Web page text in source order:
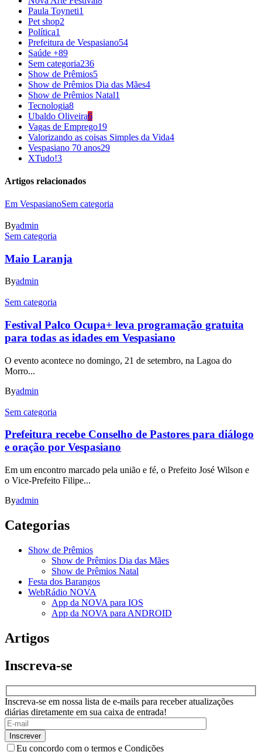
Paula Toyneti1
Pet shop2
Política1
Prefeitura de Vespasiano54
Saúde +89
Sem categoria236
Show de Prêmios5
Show de Prêmios Dia das Mães4
Show de Prêmios Natal1
Tecnologia8
Ubaldo Oliveira6
Vagas de Emprego19
Valorizando as coisas Simples da Vida4
Vespasiano 70 anos29
XTudo!3
Artigos relacionados
Em VespasianoSem categoria
Byadmin
Sem categoria
Maio Laranja
Byadmin
Sem categoria
Festival Palco Ocupa+ leva programação gratuita
para todas as idades em Vespasiano
O evento acontece no domingo, 21 de setembro, na Lagoa do
Morro...
Byadmin
Sem categoria
Prefeitura recebe Conselho de Pastores para diálogo
e oração por Vespasiano
Em um encontro marcado pela união e fé, o Prefeito José Wilson e
o Vice-Prefeito Filipe...
Byadmin
Categorias
Show de Prêmios
Show de Prêmios Dia das Mães
Show de Prêmios Natal
Festa dos Barangos
WebRádio NOVA
App da NOVA para IOS
App da NOVA para ANDROID
Artigos
Inscreva-se
Inscreva-se em nossa lista de e-mails para receber atualizações
diárias diretamente em sua caixa de entrada!
Eu concordo com o termos e Condições